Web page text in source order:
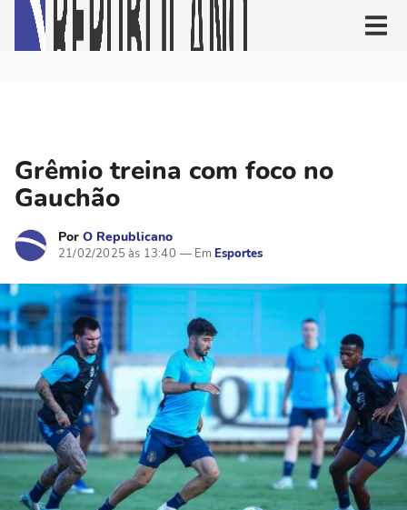
Grêmio treina com foco no
Gauchão
Por O Republicano
21/02/2025 às 13:40 Esportes